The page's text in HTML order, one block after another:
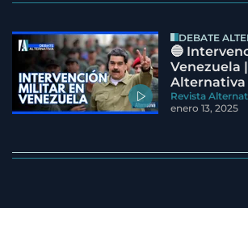
DEBATE
🔵
Venezuela
Alternativa
Revista
enero 13, 2025